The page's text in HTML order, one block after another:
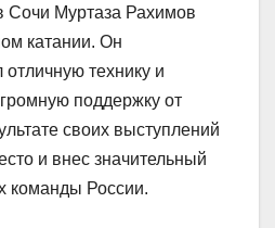
Сочи Муртаза Рахимов
катании. Он
технику и
поддержку от
своих выступлений
и внес значительный
команды России.